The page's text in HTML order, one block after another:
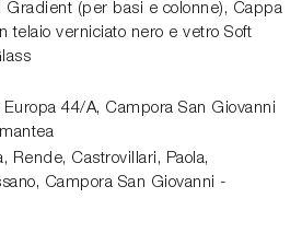
Gradient (per basi e colonne), Cappa
telaio verniciato nero e vetro Soft
Europa 44/A, Campora San Giovanni
Rende, Castrovillari, Paola,
Campora San Giovanni -